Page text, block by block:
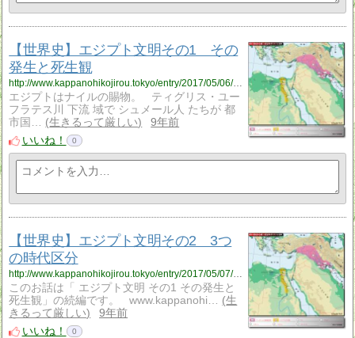
【世界史】エジプト文明その1 その
発生と死生観
http://www.kappanohikojirou.tokyo/entry/2017/05/06/183840
エジプトはナイルの賜物。 ティグリス・ユー
フラテス川 下流 域で シュメール人 たちが 都
市国…
生きるって厳しい
9年前
いいね！
0
【世界史】エジプト文明その2 3つ
の時代区分
http://www.kappanohikojirou.tokyo/entry/2017/05/07/192714
このお話は「 エジプト文明 その1 その発生と
死生観」の続編です。 www.kappanohi…
生
きるって厳しい
9年前
いいね！
0